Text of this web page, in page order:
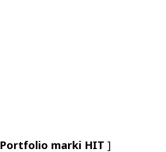
Portfolio marki HIT ]